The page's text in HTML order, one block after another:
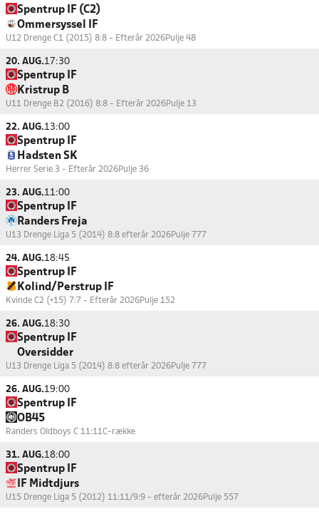
Spentrup IF (C2)
Ommersyssel IF
U12 Drenge C1 (2015) 8:8 - Efterår 2026Pulje 48
20. AUG.17:30
Spentrup IF
Kristrup B
U11 Drenge B2 (2016) 8:8 - Efterår 2026Pulje 13
22. AUG.13:00
Spentrup IF
Hadsten SK
Herrer Serie 3 - Efterår 2026Pulje 36
23. AUG.11:00
Spentrup IF
Randers Freja
U13 Drenge Liga 5 (2014) 8:8 efterår 2026Pulje 777
24. AUG.18:45
Spentrup IF
Kolind/Perstrup IF
Kvinde C2 (+15) 7:7 - Efterår 2026Pulje 152
26. AUG.18:30
Spentrup IF
Oversidder
U13 Drenge Liga 5 (2014) 8:8 efterår 2026Pulje 777
26. AUG.19:00
Spentrup IF
OB45
Randers Oldboys C 11:11 C-række
31. AUG.18:00
Spentrup IF
IF Midtdjurs
U15 Drenge Liga 5 (2012) 11:11/9:9 - efterår 2026Pulje 557